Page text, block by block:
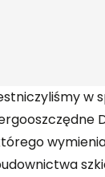
OTWARTY NA
w